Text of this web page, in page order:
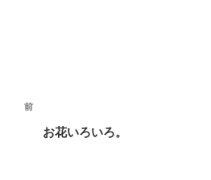
投
前
前
お花いろいろ。